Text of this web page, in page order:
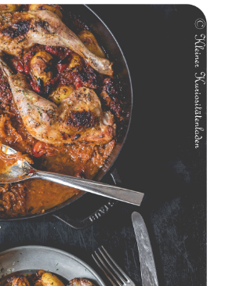
auf Paprikakraut und kleinen
Kartoffeln